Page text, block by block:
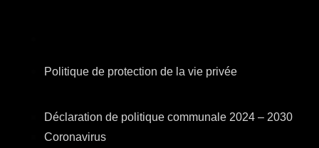
Politique de protection de la vie privée
Déclaration de politique communale 2024 – 2030
Coronavirus